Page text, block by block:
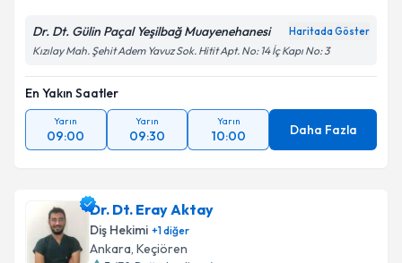
Dr. Dt. Gülin Paçal Yeşilbağ Muayenehanesi Haritada Göster
Kızılay Mah. Şehit Adem Yavuz Sok. Hitit Apt. No: 14 İç Kapı No: 3
En Yakın Saatler
Yarın
09:00
Yarın
09:30
Yarın
10:00 Daha Fazla
Dr. Dt. Eray Aktay
Diş Hekimi +1diğer
Ankara, Keçiören